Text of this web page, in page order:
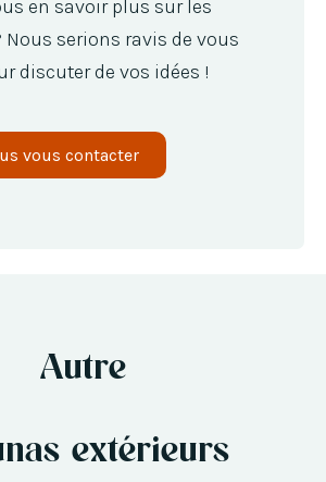
en savoir plus sur les
serions ravis de vous
discuter de vos idées !
vous contacter
Autre
extérieurs